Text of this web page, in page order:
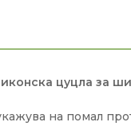
цуцла за
на помал